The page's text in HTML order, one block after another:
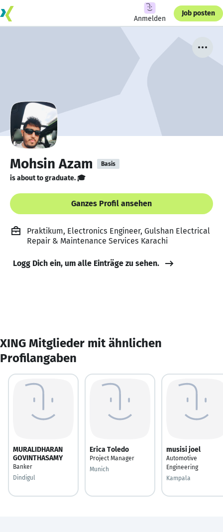
Anmelden
Job posten
Mohsin Azam Basis
is about to graduate. 🎓
Ganzes Profil ansehen
Praktikum, Electronics Engineer, Gulshan Electrical
Repair & Maintenance Services Karachi
Logg Dich ein, um alle Einträge zu sehen.
XING Mitglieder mit ähnlichen
Profilangaben
MURALIDHARAN
GOVINTHASAMY
Banker
Dindigul
Erica Toledo
Project Manager
Munich
musisi joel
Automotive
Engineering
Kampala